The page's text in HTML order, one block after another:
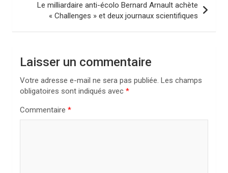
a
Le milliardaire anti-écolo Bernard Arnault achète
« Challenges » et deux journaux scientifiques
Laisser un commentaire
Votre adresse e-mail ne sera pas publiée. Les champs
obligatoires sont indiqués avec *
Commentaire *